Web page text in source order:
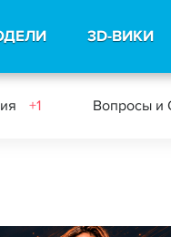
3D-ВИКИ
+1 Вопросы и